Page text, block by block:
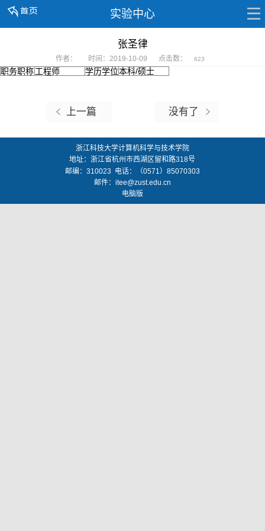
实验中心
张圣律
作者： 时间：2019-10-09 点击数： 623
职务职称工程师 学历学位本科/硕士
上一篇 没有了
浙江科技大学计算机科学与技术学院
地址：浙江省杭州市西湖区留和路318号
邮编： 310023 电话：（0571）85070303
邮件： itee@zust.edu.cn
电脑版